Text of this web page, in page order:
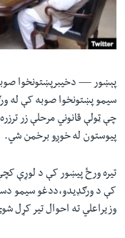
مخکې
لټون
واوړئ
اداریه
Learning English
FOLLOW US
پېښور — دخیبرپښتونخوا
سیمو پښتونخوا صوبه کې له
چې ټولې قانوني مرحلې زر
پیوستون له خوږو برخمن شي.
تیره ورځ پیښور کې د لوړې
کې د ورګډیدو،ددغو سیمو
وزیراعلي ته احوال تیر کړل